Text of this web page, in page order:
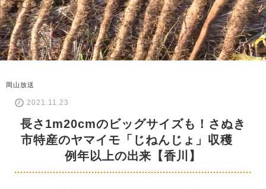
岡山放送
2021.11.23
長さ1m20cmのビッグサイズも！さぬき
市特産のヤマイモ「じねんじょ」収穫
例年以上の出来【香川】